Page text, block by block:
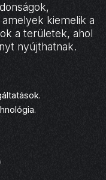
kiemelik a
a területek, ahol
nyújthatnak.